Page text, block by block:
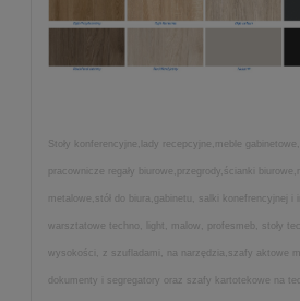
Stoły konferencyjne,lady recepcyjne,meble
pracownicze regały biurowe,przegrody,ścianki
metalowe,stół do biura,gabinetu, salki konefrencyjnej i
warsztatowe techno, light, malow, profesmeb, stoły
wysokości, z szufladami, na narzędzia,szafy aktowe
dokumenty i segregatory oraz szafy kartotekowe na